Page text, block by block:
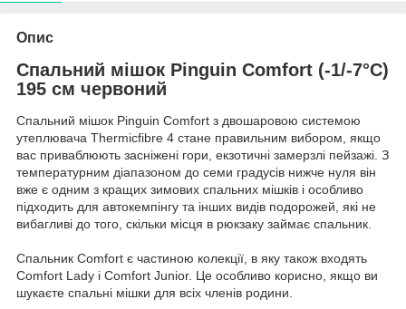
Опис
Спальний мішок Pinguin Comfort (-1/-7°C)
195 см червоний
Спальний мішок Pinguin Comfort з двошаровою системою
утеплювача Thermicfibre 4 стане правильним вибором, якщо
вас приваблюють засніжені гори, екзотичні замерзлі пейзажі. З
температурним діапазоном до семи градусів нижче нуля він
вже є одним з кращих зимових спальних мішків і особливо
підходить для автокемпінгу та інших видів подорожей, які не
вибагливі до того, скільки місця в рюкзаку займає спальник.
Спальник Comfort є частиною колекції, в яку також входять
Comfort Lady і Comfort Junior. Це особливо корисно, якщо ви
шукаєте спальні мішки для всіх членів родини.